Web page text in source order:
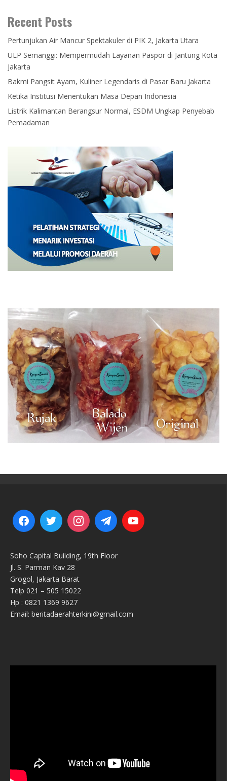
Recent Posts
Pertunjukan Air Mancur Spektakuler di PIK 2, Jakarta Utara
ULP Semanggi: Mempermudah Layanan Paspor di Jantung Kota
Jakarta
Bakmi Pangsit Ayam, Kuliner Legendaris di Pasar Baru Jakarta
Ketika Institusi Menentukan Masa Depan Indonesia
Listrik Kalimantan Berangsur Normal, ESDM Ungkap Penyebab
Pemadaman
Soho Capital Building, 19th Floor
Jl. S. Parman Kav 28
Grogol, Jakarta Barat
Telp 021 – 505 15022
Hp : 0821 1369 9627
Email: beritadaerahterkini@gmail.com